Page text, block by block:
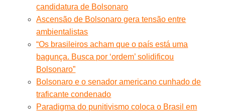
candidatura de Bolsonaro
Ascensão de Bolsonaro gera tensão entre
ambientalistas
“Os brasileiros acham que o país está uma
bagunça. Busca por ‘ordem’ solidificou
Bolsonaro”
Bolsonaro e o senador americano cunhado de
traficante condenado
Paradigma do punitivismo coloca o Brasil em